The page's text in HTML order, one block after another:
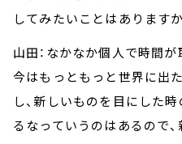
してみたいことはあります
山田：なかなか個人で時間
今はもっともっと世界に出
し、新しいものを目にした
るなっていうのはあるので